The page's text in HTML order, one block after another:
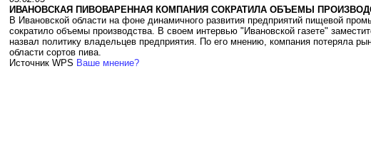
ИВАНОВСКАЯ ПИВОВАРЕННАЯ КОМПАНИЯ СОКРАТИЛА ОБЪЕМЫ
В Ивановской области на фоне динамичного развития предприятий пищевой
сократило объемы производства. В своем интервью "Ивановской газете"
назвал политику владельцев предприятия. По его мнению, компания потеряла
области сортов пива.
Источник WPS Ваше мнение?